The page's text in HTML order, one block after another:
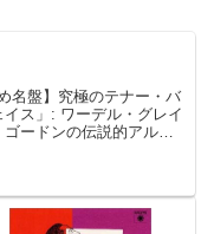
名盤】究極のテナー・バ
イス」: ワーデル・グレイ
ードンの伝説的アルバ